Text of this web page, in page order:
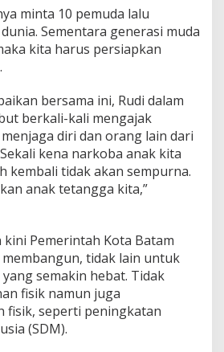
minta 10 pemuda lalu
Sementara generasi muda
kita harus persiapkan
bersama ini, Rudi dalam
berkali-kali mengajak
diri dan orang lain dari
kena narkoba anak kita
kembali tidak akan sempurna.
anak tetangga kita,”
kini Pemerintah Kota Batam
tidak lain untuk
semakin hebat. Tidak
fisik namun juga
fisik, seperti peningkatan
(SDM).